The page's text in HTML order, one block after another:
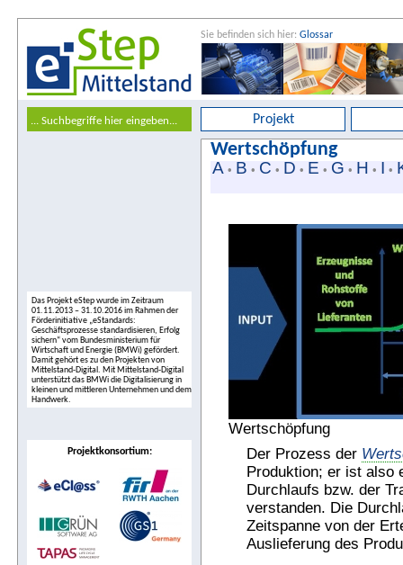
Sie befinden sich hier: Glossar
Projekt
Das Projekt eStep wurde im Zeitraum
01.11.2013 – 31.10.2016 im Rahmen der
Förderinitiative „eStandards:
Geschäftsprozesse standardisieren, Erfolg
sichern“ vom Bundesministerium für
Wirtschaft und Energie (BMWi) gefördert.
Damit gehört es zu den Projekten von
Mittelstand-Digital. Mit Mittelstand-Digital
unterstützt das BMWi die Digitalisierung in
kleinen und mittleren Unternehmen und dem
Handwerk.
Projektkonsortium:
Wertschöpfung
A • B • C • D • E • G • H • I •
Wertschöpfung
Der Prozess der
Produktion; er ist also
Durchlaufs bzw. der
verstanden. Die
Zeitspanne von der
Auslieferung des